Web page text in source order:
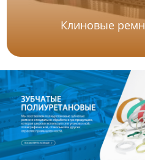
Клиновые